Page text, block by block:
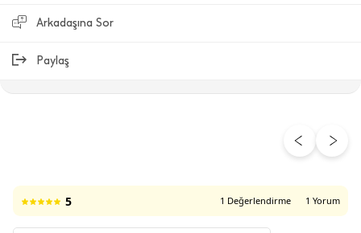
Arkadaşına Sor
Paylaş
5 1 Değerlendirme 1 Yorum